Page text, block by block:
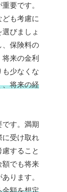
要です。
も考慮に
選びましょ
、保険料の
来の金利
少なくな
、将来の経
です。満期
に受け取れ
すること
額でも将来
ります。